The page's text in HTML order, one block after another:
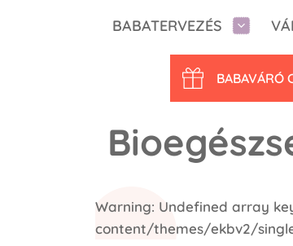
BABATERVEZÉS
BABAVÁRÓ
Warning: Undefined array
content/themes/ekbv2/